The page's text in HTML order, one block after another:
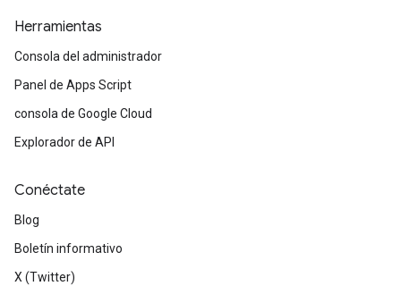
Herramientas
Consola del administrador
Panel de Apps Script
consola de Google Cloud
Explorador de API
Conéctate
Blog
Boletín informativo
X (Twitter)